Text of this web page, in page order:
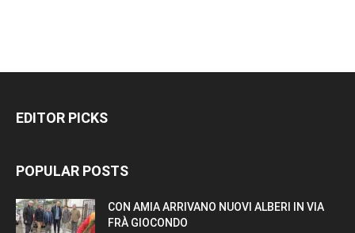
EDITOR PICKS
POPULAR POSTS
CON AMIA ARRIVANO NUOVI ALBERI IN VIA
FRÀ GIOCONDO